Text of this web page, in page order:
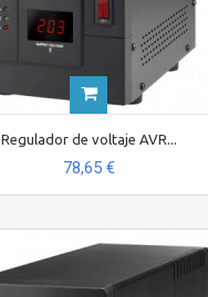
Regulador de voltaje AVR...
78,65 €